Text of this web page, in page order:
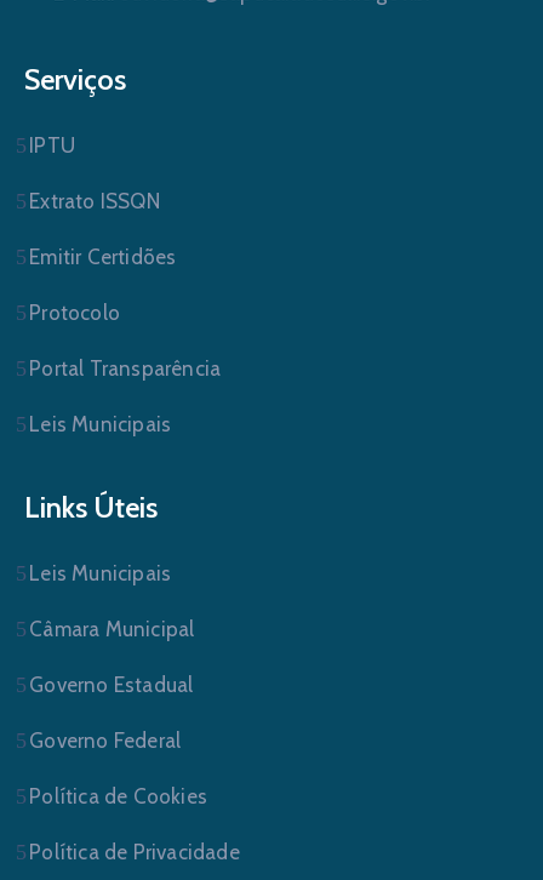
Serviços
IPTU
Extrato ISSQN
Emitir Certidões
Protocolo
Portal Transparência
Leis Municipais
Links Úteis
Leis Municipais
Câmara Municipal
Governo Estadual
Governo Federal
Política de Cookies
Política de Privacidade